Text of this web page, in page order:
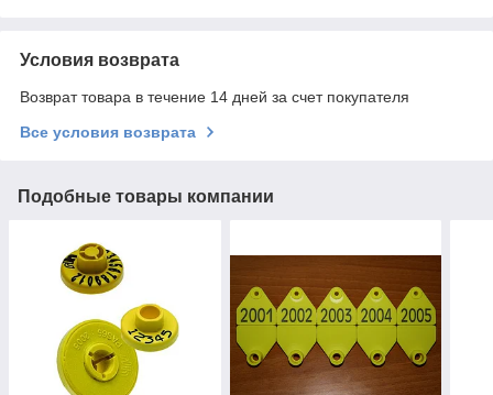
Условия возврата
Возврат товара в течение 14 дней за счет покупателя
Все условия возврата
Подобные товары компании